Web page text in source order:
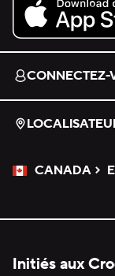
Download on the
CONNECTEZ-
CANADA
Veuillez
Sélectionné
Initiés aux